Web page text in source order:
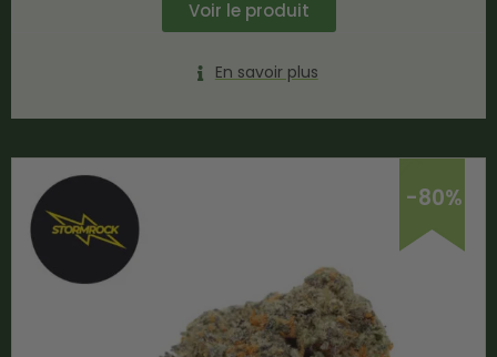
Voir le produit
En savoir plus
-80%